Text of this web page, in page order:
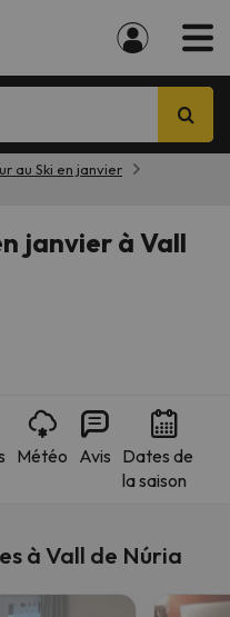
au Ski en janvier
janvier à Vall
Météo Avis Dates de
la saison
à Vall de Núria